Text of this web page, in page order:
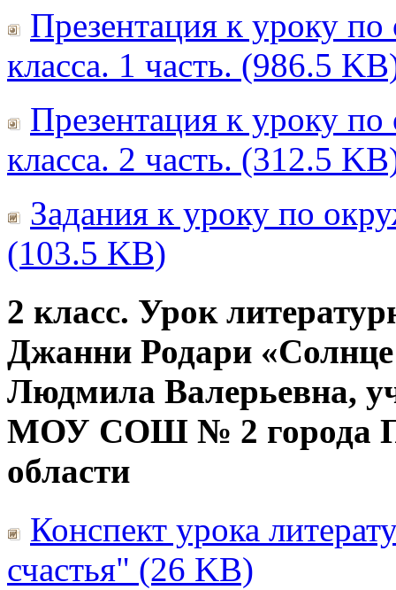
Презентация к уроку
класса. 1 часть. (986.5
Презентация к уроку
класса. 2 часть. (312.5
Задания к уроку по
(103.5 KB)
2 класс. Урок
Джанни Родари
Людмила Валерьевна,
МОУ СОШ № 2 города
области
Конспект урока
счастья" (26 KB)